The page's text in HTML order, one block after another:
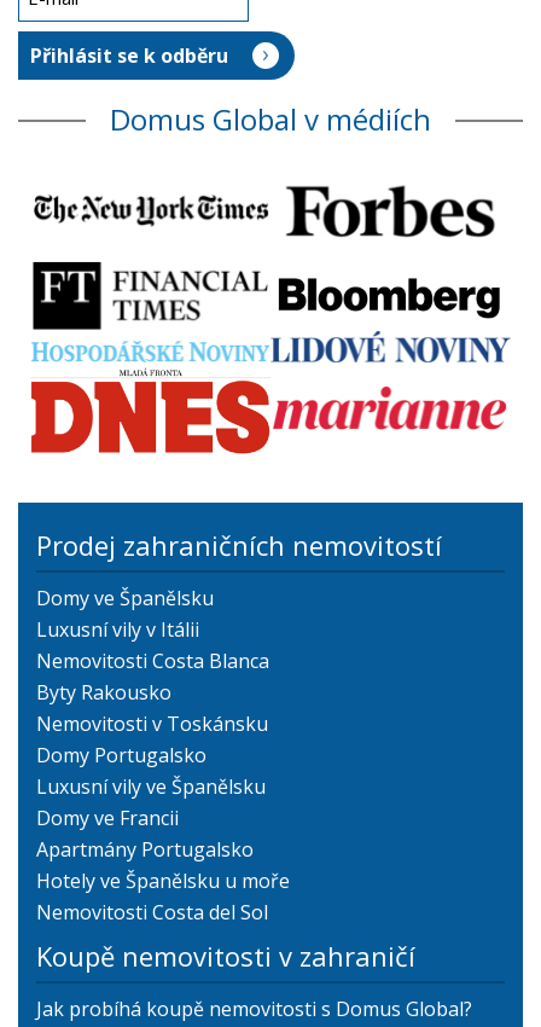
Domus Global v médiích
Prodej zahraničních nemovitostí
Domy ve Španělsku
Luxusní vily v Itálii
Nemovitosti Costa Blanca
Byty Rakousko
Nemovitosti v Toskánsku
Domy Portugalsko
Luxusní vily ve Španělsku
Domy ve Francii
Apartmány Portugalsko
Hotely ve Španělsku u moře
Nemovitosti Costa del Sol
Koupě nemovitosti v zahraničí
Jak probíhá koupě nemovitosti s Domus Global?